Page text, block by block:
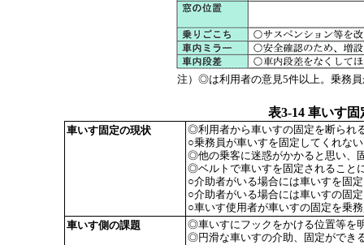
注）◎は利用者の意見5件以上。乗務
表3-14 車いす
車いす固定の現状
◎利用者から車いすの固定を断られ
○乗務員が車いすを固定してくれな
◎他の乗客に迷惑がかかると思い、
◎ベルトで車いすを固定されること
○介助者がいる場合には車いすを固
○介助者がいる場合には車いすの固
○車いす使用者が車いすの固定を乗
車いす側の課題
◎車いすにフックをかける位置等を
◎円滑な車いすの介助、固定ができ